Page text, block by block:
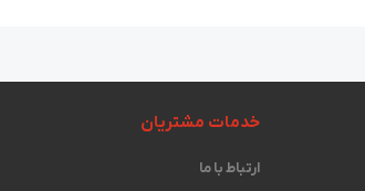
خدمات مشتریان
ارتباط با ما